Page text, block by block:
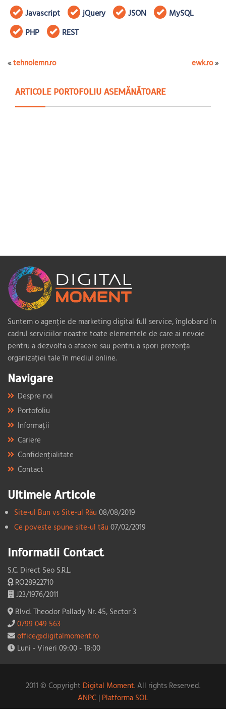
Javascript
jQuery JSON
MySQL
PHP
REST
«tehnolemn.ro ewk.ro»
ARTICOLE PORTOFOLIU ASEMĂNĂTOARE
Suntem o agenție de marketing digital full service, îngloband în
cadrul serviciilor noastre toate elementele de care ai nevoie
pentru a dezvolta o afacere sau pentru a spori prezența
organizației tale în mediul online.
Navigare
Despre noi
Portofoliu
Informații
Cariere
Confidențialitate
Contact
Ultimele Articole
Site-ul Bun vs Site-ul Rău 08/08/2019
Ce poveste spune site-ul tău 07/02/2019
Informatii Contact
S.C. Direct Seo S.R.L.
RO28922710
J23/1976/2011
Blvd. Theodor Pallady Nr. 45, Sector 3
0799 049 563
office@digitalmoment.ro
Luni - Vineri 09:00 - 18:00
2011 © Copyright Digital Moment.All rights Reserved.
ANPC | Platforma SOL